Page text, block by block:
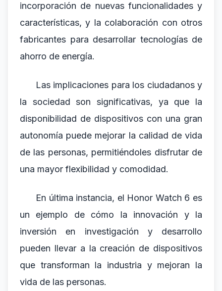
incorporación de nuevas funcionalidades y
características, y la colaboración con otros
fabricantes para desarrollar tecnologías de
ahorro de energía.
Las implicaciones para los ciudadanos y
la sociedad son significativas, ya que la
disponibilidad de dispositivos con una gran
autonomía puede mejorar la calidad de vida
de las personas, permitiéndoles disfrutar de
una mayor flexibilidad y comodidad.
En última instancia, el Honor Watch 6 es
un ejemplo de cómo la innovación y la
inversión en investigación y desarrollo
pueden llevar a la creación de dispositivos
que transforman la industria y mejoran la
vida de las personas.